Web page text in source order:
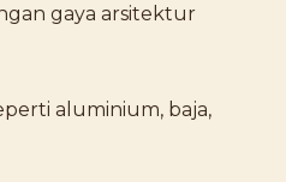
gaya arsitektur
aluminium, baja,